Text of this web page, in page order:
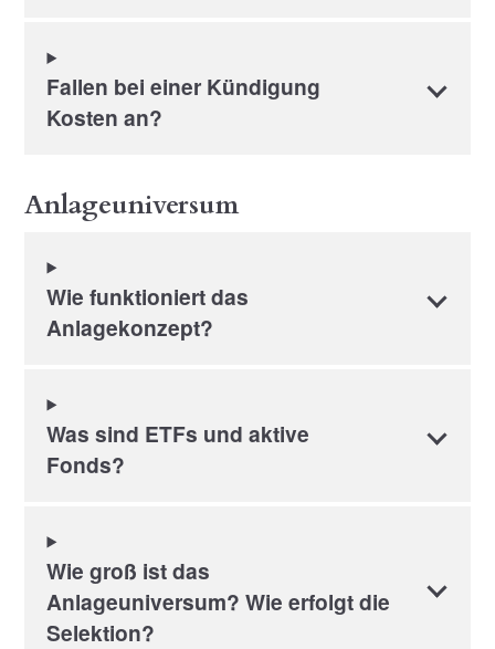
Fallen bei einer Kündigung
Kosten an?
Anlageuniversum
Wie funktioniert das
Anlagekonzept?
Was sind ETFs und aktive
Fonds?
Wie groß ist das
Anlageuniversum? Wie erfolgt die
Selektion?